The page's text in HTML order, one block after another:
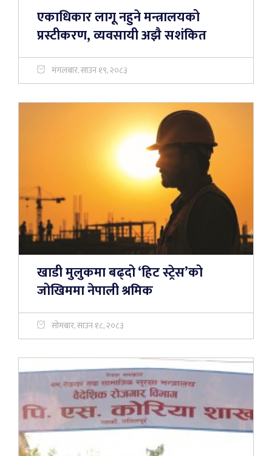
एकाधिकार लागू नहुने मन्त्रालयको
प्रस्टीकरण, व्यवसायी अझै सशंकित
मंगलबार, साउन १९, २०८३
खाडी मुलुकमा बढ्दो ‘हिट स्ट्रेस’को
जोखिममा नेपाली श्रमिक
सोमबार, साउन १८, २०८३